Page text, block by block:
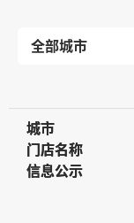
城市
城市
门店名称
门店名称
信息公示
信息公示